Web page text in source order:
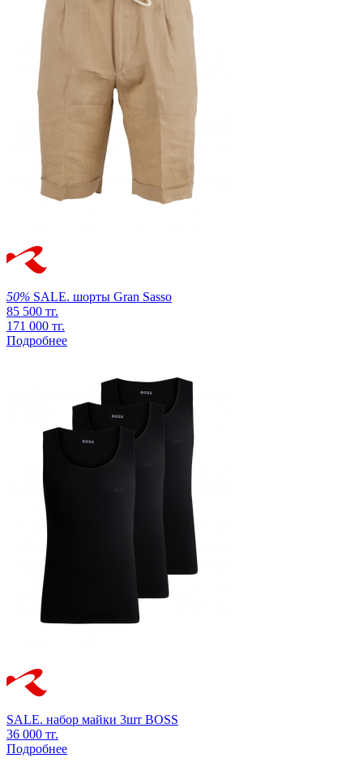
50% SALE. шорты Gran Sasso
85 500 тг.
171 000 тг.
Подробнее
SALE. набор майки 3шт BOSS
36 000 тг.
Подробнее